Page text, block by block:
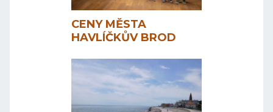
CENY MĚSTA
HAVLÍČKŮV BROD